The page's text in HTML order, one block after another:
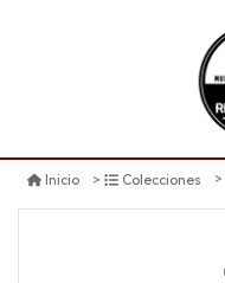
Inicio Colecciones